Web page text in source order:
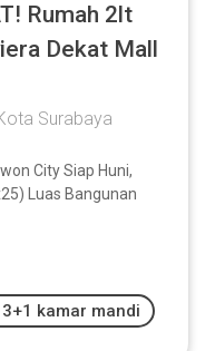
Rumah 2lt
Dekat Mall
Surabaya
City Siap Huni,
Luas Bangunan
3+1 kamar mandi